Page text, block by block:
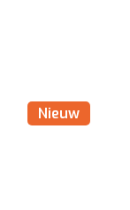
Nieuw